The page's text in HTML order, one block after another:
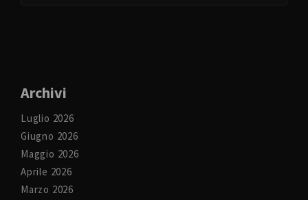
Archivi
Luglio 2026
Giugno 2026
Maggio 2026
Aprile 2026
Marzo 2026